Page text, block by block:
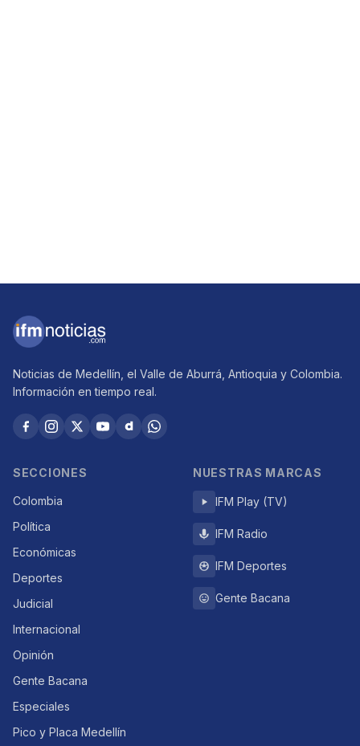
Noticias de Medellín, el Valle de Aburrá, Antioquia y Colombia.
Información en tiempo real.
SECCIONES
Colombia
Política
Económicas
Deportes
Judicial
Internacional
Opinión
Gente Bacana
Especiales
Pico y Placa Medellín
NUESTRAS MARCAS
IFM Play (TV)
IFM Radio
IFM Deportes
Gente Bacana